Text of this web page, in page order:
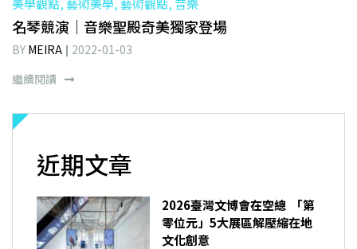
名琴競演｜音樂聖殿奇美獨家登場
BY MEIRA
2022-01-03
繼續閱讀
近期文章
2026臺灣文博會在空總 「第
零位元」5大展區解壓縮在地
文化創意